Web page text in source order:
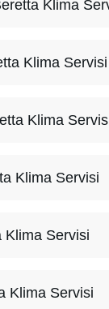
Klima
Klima Servisi
Klima
Klima Servisi
Klima Servisi
Klima Servisi